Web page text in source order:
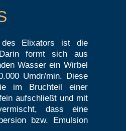
Elixators ist die
formt sich aus
Wasser ein Wirbel
Umdr/min. Diese
im Bruchteil einer
aufschließt und mit
dass eine
bzw. Emulsion